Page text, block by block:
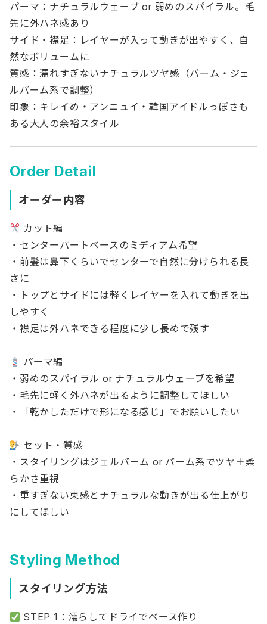
パーマ：ナチュラルウェーブ or 弱めのスパイラル。毛
先に外ハネ感あり
サイド・襟足：レイヤーが入って動きが出やすく、自
然なボリュームに
質感：濡れすぎないナチュラルツヤ感（バーム・ジェ
ルバーム系で調整）
印象：キレイめ・アンニュイ・韓国アイドルっぽさも
ある大人の余裕スタイル
Order Detail
オーダー内容
カット編
・センターパートベースのミディアム希望
・前髪は鼻下くらいでセンターで自然に分けられる長
さに
・トップとサイドには軽くレイヤーを入れて動きを出
しやすく
・襟足は外ハネできる程度に少し長めで残す
パーマ編
・弱めのスパイラル or ナチュラルウェーブを希望
・毛先に軽く外ハネが出るように調整してほしい
・「乾かしただけで形になる感じ」でお願いしたい
セット・質感
・スタイリングはジェルバーム or バーム系でツヤ＋柔
らかさ重視
・重すぎない束感とナチュラルな動きが出る仕上がり
にしてほしい
Styling Method
スタイリング方法
STEP 1：濡らしてドライでベース作り